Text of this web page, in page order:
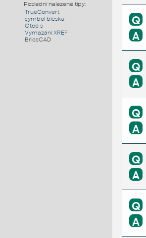
Poslední nalezené tipy:
TrueConvert
symbol blesku
Otoč s
Vymazání XREF
BricsCAD
Q
A
Q
A
Q
A
Q
A
Q
A